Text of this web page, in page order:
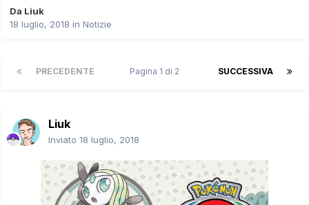
Da Liuk
18 luglio, 2018 in Notizie
PRECEDENTE SUCCESSIVA
Pagina 1 di 2
Liuk
Inviato 18 luglio, 2018